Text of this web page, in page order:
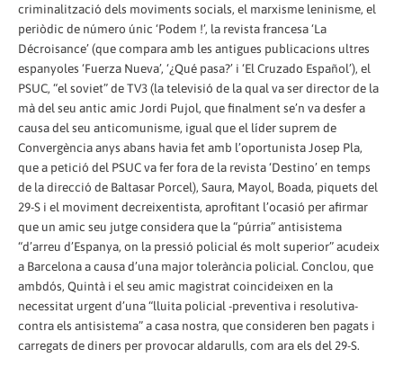
criminalització dels moviments socials, el marxisme leninisme, el
periòdic de número únic ‘Podem !’, la revista francesa ‘La
Décroisance’ (que compara amb les antigues publicacions ultres
espanyoles ‘Fuerza Nueva’, ‘¿Qué pasa?’ i ‘El Cruzado Español’), el
PSUC, “el soviet” de TV3 (la televisió de la qual va ser director de la
mà del seu antic amic Jordi Pujol, que finalment se’n va desfer a
causa del seu anticomunisme, igual que el líder suprem de
Convergència anys abans havia fet amb l’oportunista Josep Pla,
que a petició del PSUC va fer fora de la revista ‘Destino’ en temps
de la direcció de Baltasar Porcel), Saura, Mayol, Boada, piquets del
29-S i el moviment decreixentista, aprofitant l’ocasió per afirmar
que un amic seu jutge considera que la “púrria” antisistema
“d’arreu d’Espanya, on la pressió policial és molt superior” acudeix
a Barcelona a causa d’una major tolerància policial. Conclou, que
ambdós, Quintà i el seu amic magistrat coincideixen en la
necessitat urgent d’una “lluita policial -preventiva i resolutiva-
contra els antisistema” a casa nostra, que consideren ben pagats i
carregats de diners per provocar aldarulls, com ara els del 29-S.